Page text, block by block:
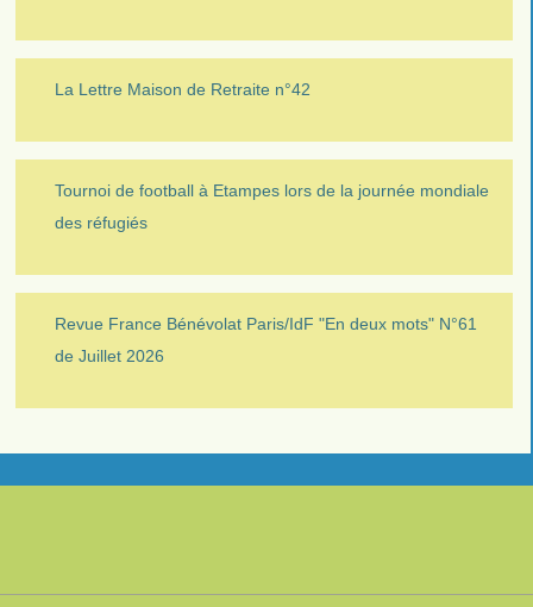
La Lettre Maison de Retraite n°42
Tournoi de football à Etampes lors de la journée mondiale
des réfugiés
Revue France Bénévolat Paris/IdF "En deux mots" N°61
de Juillet 2026